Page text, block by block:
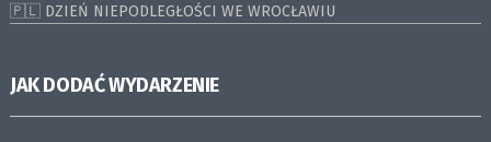
🇵🇱 DZIEŃ NIEPODLEGŁOŚCI WE WROCŁAWIU
JAK DODAĆ WYDARZENIE